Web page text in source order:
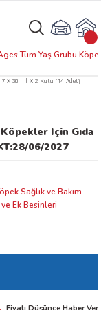
Tüm Yaş Grubu
Için Gıda
06/2027
Sağlık ve Bakım
Ek Besinleri
Fiyatı Düşünce Haber Ver